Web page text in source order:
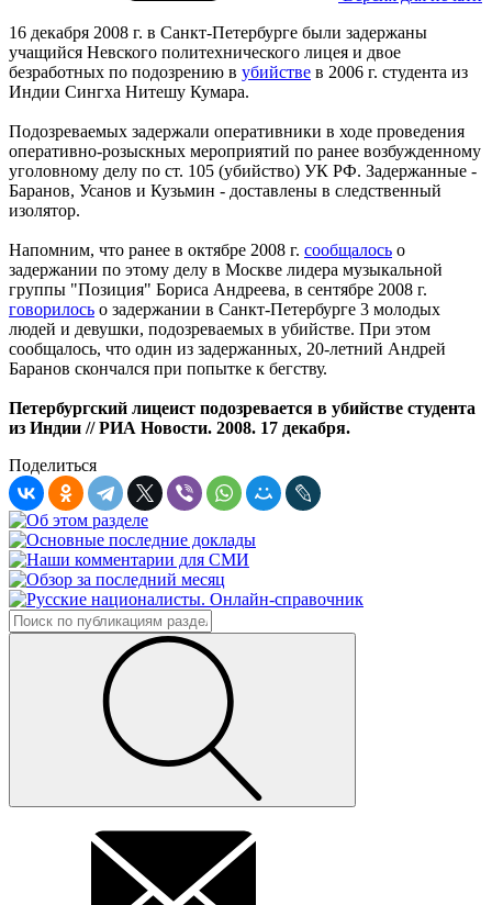
16 декабря 2008 г. в Санкт-Петербурге были задержаны
учащийся Невского политехнического лицея и двое
безработных по подозрению в убийстве в 2006 г. студента из
Индии Сингха Нитешу Кумара.
Подозреваемых задержали оперативники в ходе проведения
оперативно-розыскных мероприятий по ранее возбужденному
уголовному делу по ст. 105 (убийство) УК РФ. Задержанные -
Баранов, Усанов и Кузьмин - доставлены в следственный
изолятор.
Напомним, что ранее в октябре 2008 г. сообщалось о
задержании по этому делу в Москве лидера музыкальной
группы "Позиция" Бориса Андреева, в сентябре 2008 г.
говорилось о задержании в Санкт-Петербурге 3 молодых
людей и девушки, подозреваемых в убийстве. При этом
сообщалось, что один из задержанных, 20-летний Андрей
Баранов скончался при попытке к бегству.
Петербургский лицеист подозревается в убийстве студента
из Индии // РИА Новости. 2008. 17 декабря.
Поделиться